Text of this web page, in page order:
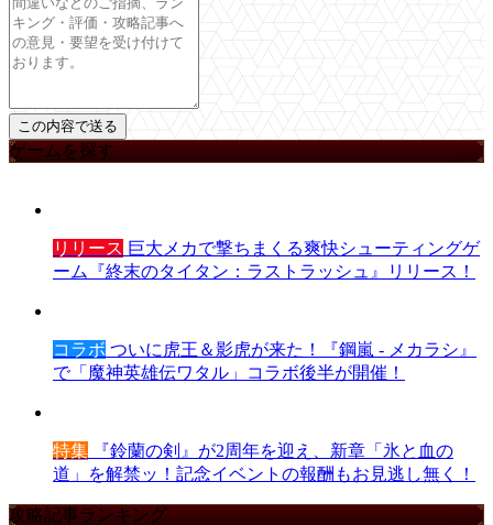
ゲームを探す
リリース 巨大メカで撃ちまくる爽快シューティングゲ
ーム『終末のタイタン：ラストラッシュ』リリース！
コラボ ついに虎王＆影虎が来た！『鋼嵐 - メカラシ』
で「魔神英雄伝ワタル」コラボ後半が開催！
特集 『鈴蘭の剣』が2周年を迎え、新章「氷と血の
道」を解禁ッ！記念イベントの報酬もお見逃し無く！
攻略記事ランキング